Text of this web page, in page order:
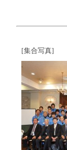
[集合写真]